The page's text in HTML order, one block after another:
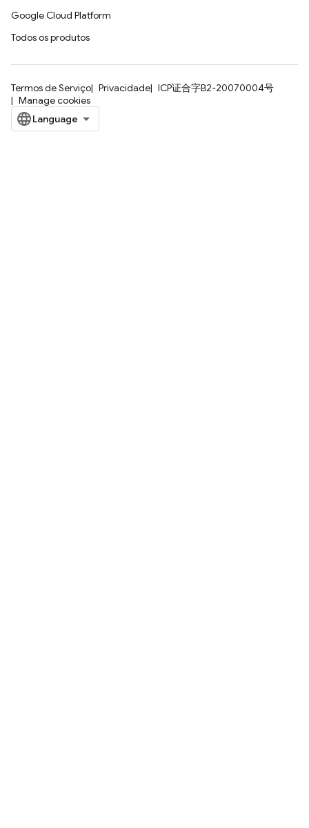
Google Cloud Platform
Todos os produtos
Termos de Serviço Privacidade
ICP证合字B2-20070004号
Manage cookies